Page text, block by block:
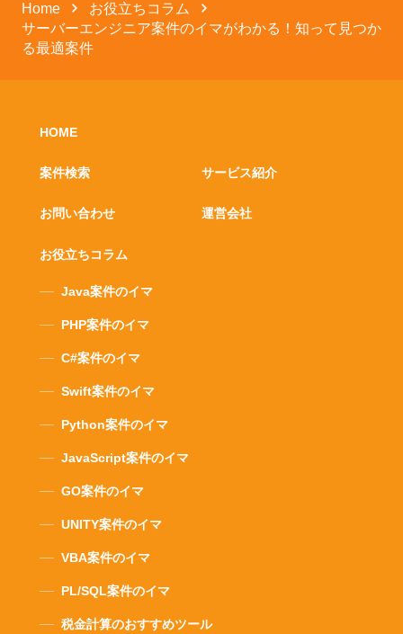
Home
お役立ちコラム
サーバーエンジニア案件のイマがわかる！知って見つか
る最適案件
HOME
案件検索 サービス紹介
運営会社
お問い合わせ
お役立ちコラム
Java案件のイマ
PHP案件のイマ
C#案件のイマ
Swift案件のイマ
Python案件のイマ
JavaScript案件のイマ
GO案件のイマ
UNITY案件のイマ
VBA案件のイマ
PL/SQL案件のイマ
税金計算のおすすめツール